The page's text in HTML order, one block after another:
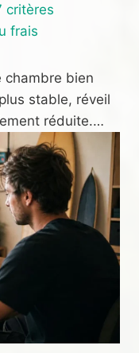
critères
frais
chambre bien
stable, réveil
réduite.…